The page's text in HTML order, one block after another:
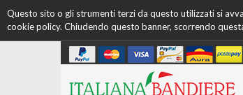
Questo sito o gli strumenti terzi da questo utilizzati si
cookie policy. Chiudendo questo banner, scorrendo